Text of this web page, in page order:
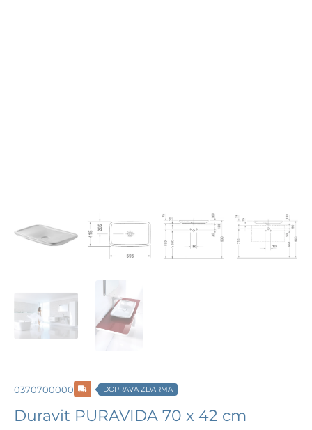
0370700000 DOPRAVA ZDARMA
Duravit PURAVIDA 70 x 42 cm